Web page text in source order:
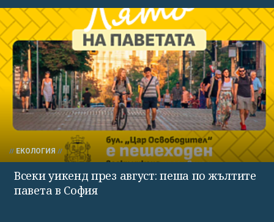
ЕКОЛОГИЯ
Всеки уикенд през август: пеша по жълтите
павета в София